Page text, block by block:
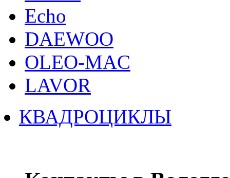
Echo
DAEWOO
OLEO-MAC
LAVOR
КВАДРОЦИКЛЫ